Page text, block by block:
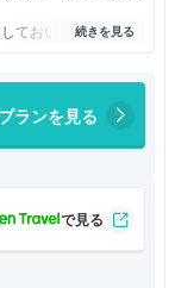
ておいしいです。入
もおいしい。盛り付
。外国のかたの利用
策するにもよいで
ランを見る